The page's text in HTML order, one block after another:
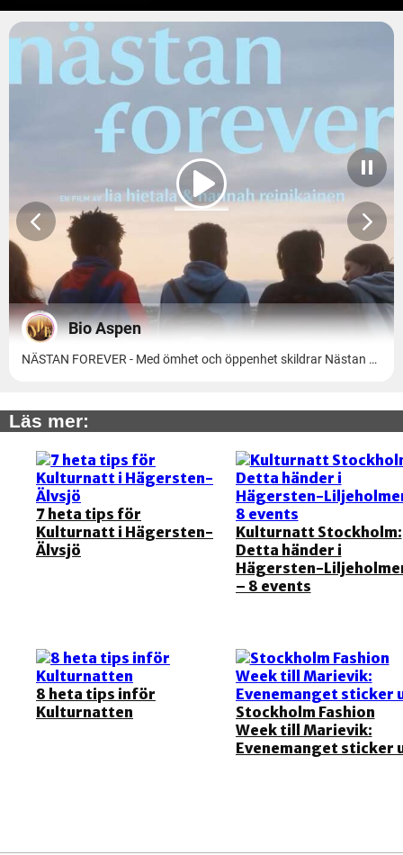
Läs mer:
7 heta tips för
Kulturnatt i Hägersten-
Älvsjö
Kulturnatt Stockholm:
Detta händer i
Hägersten-
– 8 events
8 heta tips inför
Kulturnatten
Stockholm Fashion
Week till Marievik:
Evenemanget sticker